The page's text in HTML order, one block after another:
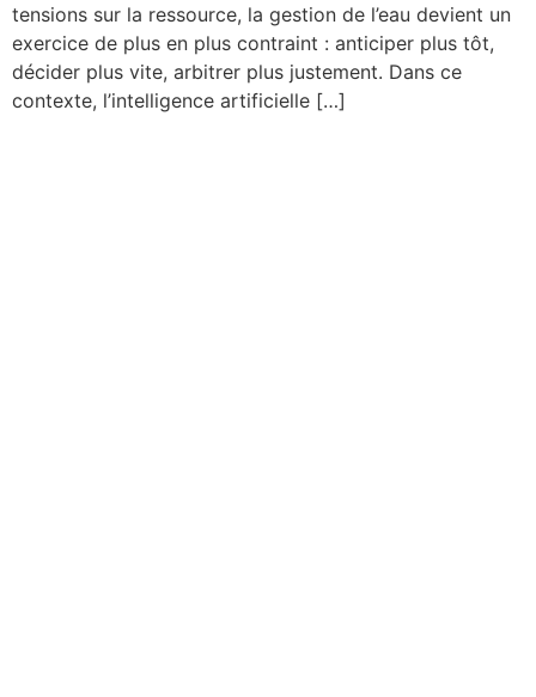
tensions sur la ressource, la gestion de l’eau devient un
exercice de plus en plus contraint : anticiper plus tôt,
décider plus vite, arbitrer plus justement. Dans ce
contexte, l’intelligence artificielle […]